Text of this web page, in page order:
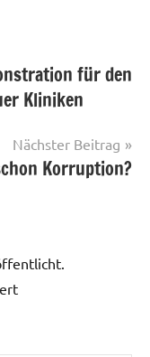
für den
Kliniken
Nächster Beitrag
Korruption?